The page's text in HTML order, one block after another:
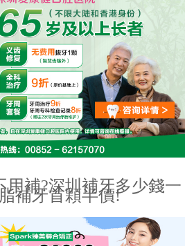
用補?深圳補牙多少錢一
補牙首顆半價!